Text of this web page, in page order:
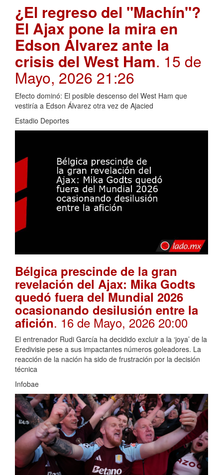
¿El regreso del "Machín"?
El Ajax pone la mira en
Edson Álvarez ante la
crisis del West Ham. 15 de
Mayo, 2026 21:26
Efecto dominó: El posible descenso del West Ham que
vestiría a Edson Álvarez otra vez de Ajacied
Estadio Deportes
Bélgica prescinde de la gran
revelación del Ajax: Mika Godts
quedó fuera del Mundial 2026
ocasionando desilusión entre la
afición. 16 de Mayo, 2026 20:00
El entrenador Rudi García ha decidido excluir a la ‘joya’ de la
Eredivisie pese a sus impactantes números goleadores. La
reacción de la nación ha sido de frustración por la decisión
técnica
Infobae